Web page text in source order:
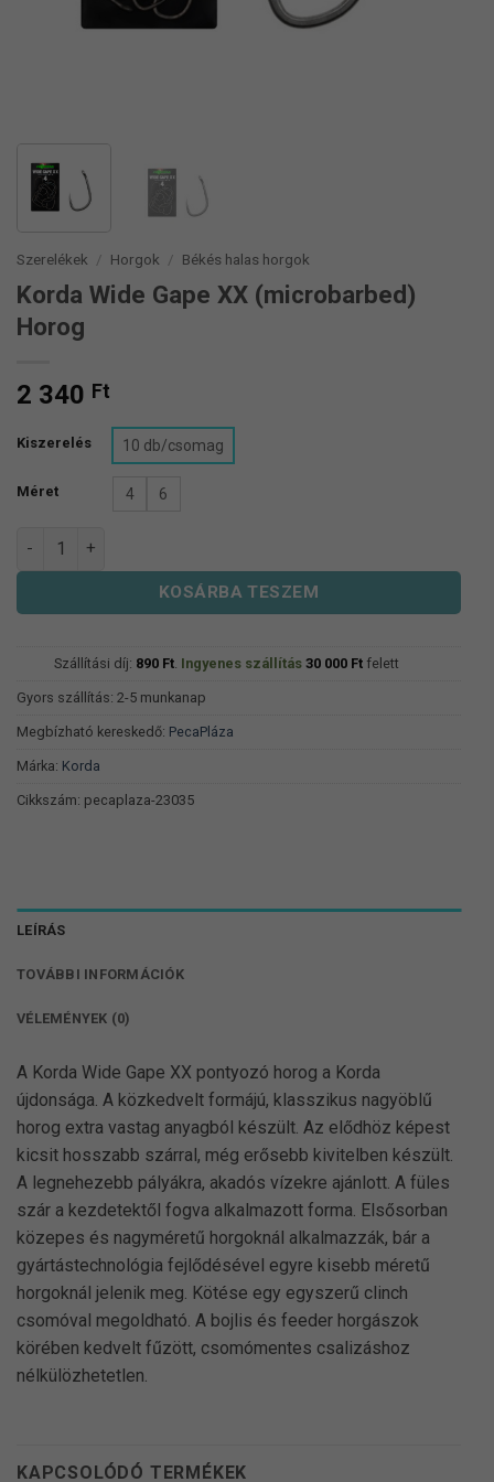
Szerelékek / Horgok / Békés halas horgok
Korda Wide Gape XX (microbarbed)
Horog
2 340 Ft
Kiszerelés 10 db/csomag
Méret 4 6
Korda Wide Gape XX (microbarbed) Horog mennyiség
KOSÁRBA TESZEM
Szállítási díj: 890 Ft. Ingyenes szállítás 30 000 Ftfelett
Gyors szállítás: 2-5 munkanap
Megbízható kereskedő: PecaPláza
Márka: Korda
Cikkszám: pecaplaza-23035
LEÍRÁS
TOVÁBBI INFORMÁCIÓK
VÉLEMÉNYEK (0)
A Korda Wide Gape XX pontyozó horog a Korda
újdonsága. A közkedvelt formájú, klasszikus nagyöblű
horog extra vastag anyagból készült. Az elődhöz képest
kicsit hosszabb szárral, még erősebb kivitelben készült.
A legnehezebb pályákra, akadós vízekre ajánlott. A füles
szár a kezdetektől fogva alkalmazott forma. Elsősorban
közepes és nagyméretű horgoknál alkalmazzák, bár a
gyártástechnológia fejlődésével egyre kisebb méretű
horgoknál jelenik meg. Kötése egy egyszerű clinch
csomóval megoldható. A bojlis és feeder horgászok
körében kedvelt fűzött, csomómentes csalizáshoz
nélkülözhetetlen.
KAPCSOLÓDÓ TERMÉKEK